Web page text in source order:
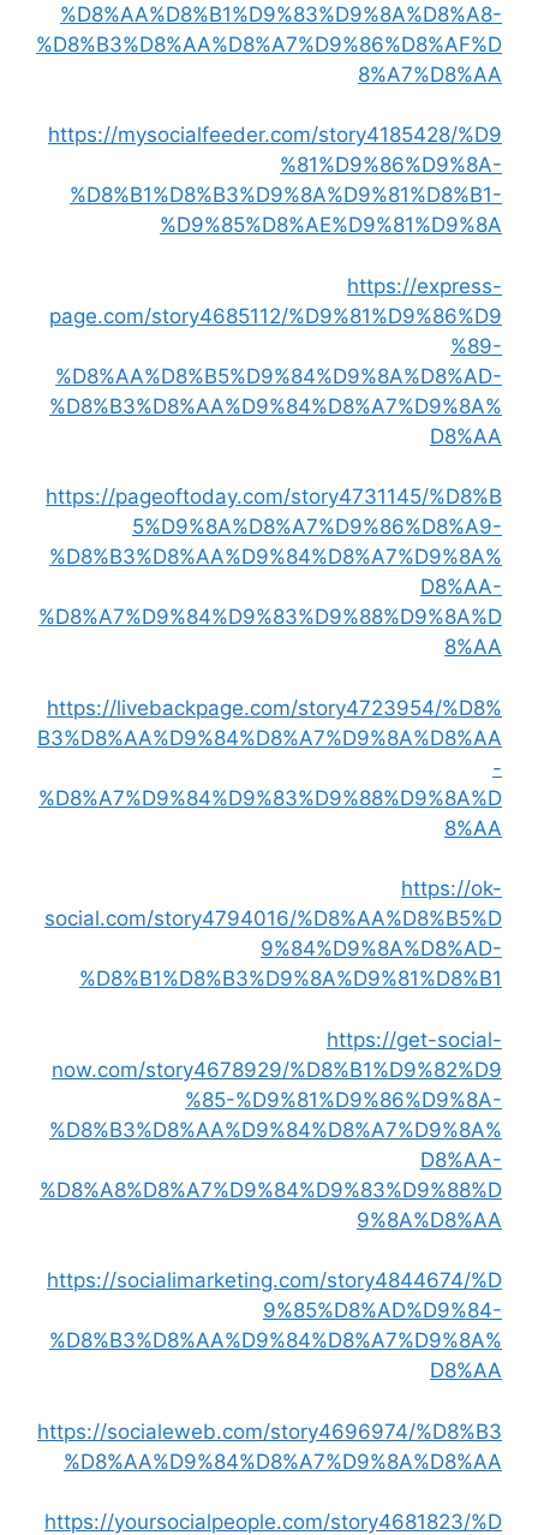
%D8%AA%D8%B1%D9%83%D9%8A%D8%A8-
%D8%B3%D8%AA%D8%A7%D9%86%D8%AF%D
8%A7%D8%AA
https://mysocialfeeder.com/story4185428/%D9
%81%D9%86%D9%8A-
%D8%B1%D8%B3%D9%8A%D9%81%D8%B1-
%D9%85%D8%AE%D9%81%D9%8A
https://express-
page.com/story4685112/%D9%81%D9%86%D9
%89-
%D8%AA%D8%B5%D9%84%D9%8A%D8%AD-
%D8%B3%D8%AA%D9%84%D8%A7%D9%8A%
D8%AA
https://pageoftoday.com/story4731145/%D8%B
5%D9%8A%D8%A7%D9%86%D8%A9-
%D8%B3%D8%AA%D9%84%D8%A7%D9%8A%
D8%AA-
%D8%A7%D9%84%D9%83%D9%88%D9%8A%D
8%AA
https://livebackpage.com/story4723954/%D8%
B3%D8%AA%D9%84%D8%A7%D9%8A%D8%AA
-
%D8%A7%D9%84%D9%83%D9%88%D9%8A%D
8%AA
https://ok-
social.com/story4794016/%D8%AA%D8%B5%D
9%84%D9%8A%D8%AD-
%D8%B1%D8%B3%D9%8A%D9%81%D8%B1
https://get-social-
now.com/story4678929/%D8%B1%D9%82%D9
%85-%D9%81%D9%86%D9%8A-
%D8%B3%D8%AA%D9%84%D8%A7%D9%8A%
D8%AA-
%D8%A8%D8%A7%D9%84%D9%83%D9%88%D
9%8A%D8%AA
https://socialimarketing.com/story4844674/%D
9%85%D8%AD%D9%84-
%D8%B3%D8%AA%D9%84%D8%A7%D9%8A%
D8%AA
https://socialeweb.com/story4696974/%D8%B3
%D8%AA%D9%84%D8%A7%D9%8A%D8%AA
https://yoursocialpeople.com/story4681823/%D